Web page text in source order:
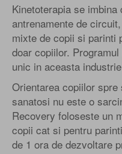
Kinetoterapia se
antrenamente de
mixte de copii si parinti
doar copiilor.
unic in aceasta
Orientarea copiilor
sanatosi nu este o
Recovery foloseste un
copii cat si pentru
de 1 ora de dezvoltare